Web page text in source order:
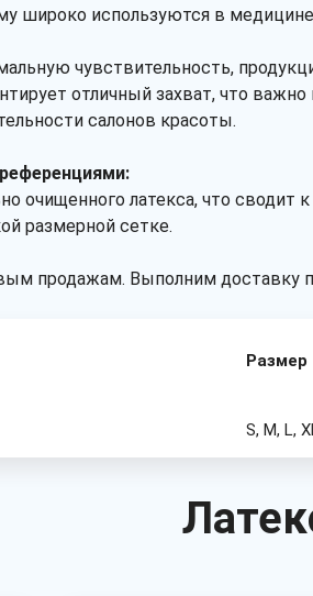
широко используются в
чувствительность,
отличный захват, что
салонов красоты.
очищенного латекса, что сводит
размерной сетке.
продажам. Выполним доставку
Размер
S, M, L,